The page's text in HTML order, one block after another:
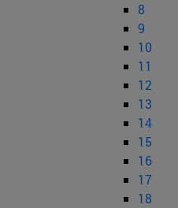
8
9
10
11
12
13
14
15
16
17
18